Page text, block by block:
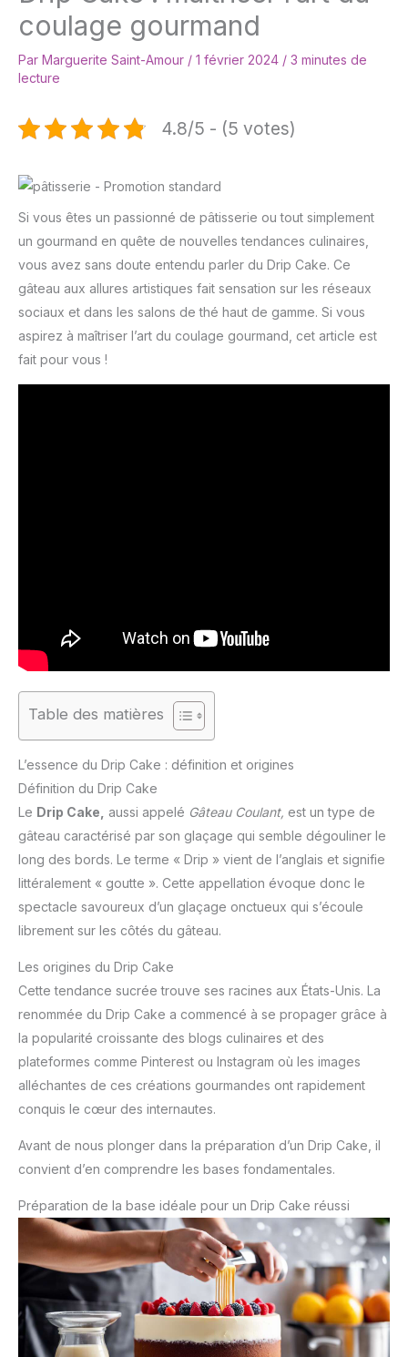
coulage gourmand
Par Marguerite Saint-Amour / 1 février 2024 / 3 minutes de
lecture
4.8/5 - (5 votes)
Si vous êtes un passionné de pâtisserie ou tout simplement
un gourmand en quête de nouvelles tendances culinaires,
vous avez sans doute entendu parler du Drip Cake. Ce
gâteau aux allures artistiques fait sensation sur les réseaux
sociaux et dans les salons de thé haut de gamme. Si vous
aspirez à maîtriser l’art du coulage gourmand, cet article est
fait pour vous !
Table des matières
L’essence du Drip Cake : définition et origines
Définition du Drip Cake
Le Drip Cake, aussi appelé Gâteau Coulant, est un type de
gâteau caractérisé par son glaçage qui semble dégouliner le
long des bords. Le terme « Drip » vient de l’anglais et signifie
littéralement « goutte ». Cette appellation évoque donc le
spectacle savoureux d’un glaçage onctueux qui s’écoule
librement sur les côtés du gâteau.
Les origines du Drip Cake
Cette tendance sucrée trouve ses racines aux États-Unis. La
renommée du Drip Cake a commencé à se propager grâce à
la popularité croissante des blogs culinaires et des
plateformes comme Pinterest ou Instagram où les images
alléchantes de ces créations gourmandes ont rapidement
conquis le cœur des internautes.
Avant de nous plonger dans la préparation d’un Drip Cake, il
convient d’en comprendre les bases fondamentales.
Préparation de la base idéale pour un Drip Cake réussi